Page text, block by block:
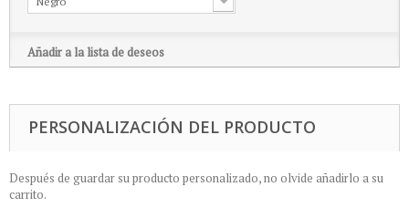
Añadir a la lista de deseos
PERSONALIZACIÓN DEL PRODUCTO
Después de guardar su producto personalizado, no olvide añadirlo a su
carrito.